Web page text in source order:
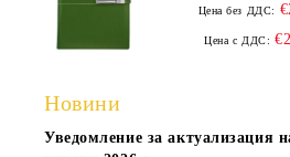
Цена без ДДС:
Цена с ДДС:
Новини
Уведомление за актуализация